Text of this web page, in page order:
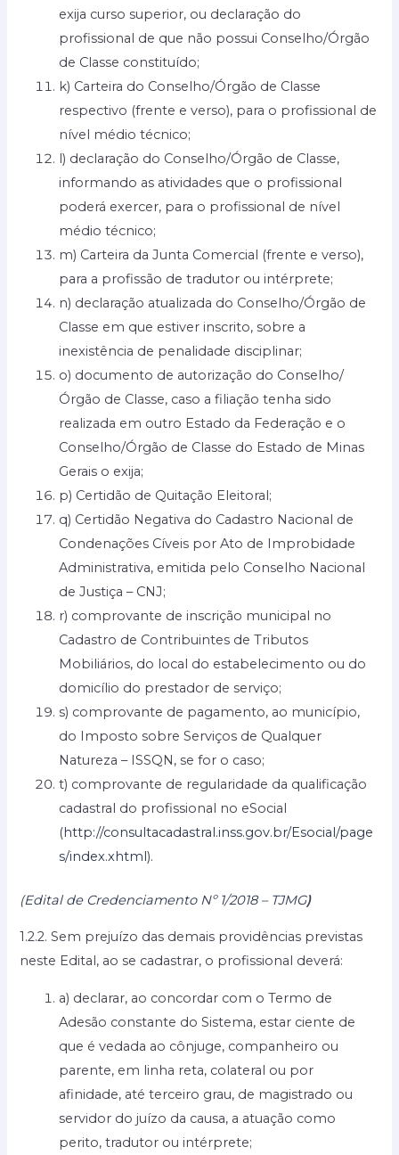
exija curso superior, ou declaração do
profissional de que não possui Conselho/Órgão
de Classe constituído;
k) Carteira do Conselho/Órgão de Classe
respectivo (frente e verso), para o profissional de
nível médio técnico;
l) declaração do Conselho/Órgão de Classe,
informando as atividades que o profissional
poderá exercer, para o profissional de nível
médio técnico;
m) Carteira da Junta Comercial (frente e verso),
para a profissão de tradutor ou intérprete;
n) declaração atualizada do Conselho/Órgão de
Classe em que estiver inscrito, sobre a
inexistência de penalidade disciplinar;
o) documento de autorização do Conselho/
Órgão de Classe, caso a filiação tenha sido
realizada em outro Estado da Federação e o
Conselho/Órgão de Classe do Estado de Minas
Gerais o exija;
p) Certidão de Quitação Eleitoral;
q) Certidão Negativa do Cadastro Nacional de
Condenações Cíveis por Ato de Improbidade
Administrativa, emitida pelo Conselho Nacional
de Justiça – CNJ;
r) comprovante de inscrição municipal no
Cadastro de Contribuintes de Tributos
Mobiliários, do local do estabelecimento ou do
domicílio do prestador de serviço;
s) comprovante de pagamento, ao município,
do Imposto sobre Serviços de Qualquer
Natureza – ISSQN, se for o caso;
t) comprovante de regularidade da qualificação
cadastral do profissional no eSocial
(http://consultacadastral.inss.gov.br/Esocial/page
s/index.xhtml).
(Edital de Credenciamento Nº 1/2018 – TJMG)
1.2.2. Sem prejuízo das demais providências previstas
neste Edital, ao se cadastrar, o profissional deverá:
a) declarar, ao concordar com o Termo de
Adesão constante do Sistema, estar ciente de
que é vedada ao cônjuge, companheiro ou
parente, em linha reta, colateral ou por
afinidade, até terceiro grau, de magistrado ou
servidor do juízo da causa, a atuação como
perito, tradutor ou intérprete;